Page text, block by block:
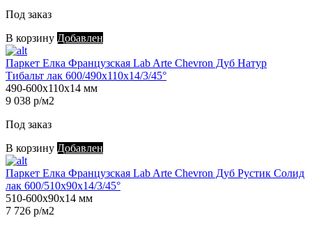
Под заказ
В корзину Добавлен
Паркет Елка Французская Lab Arte Chevron Дуб Натур
Тибальт лак 600/490х110х14/3/45°
490-600х110х14 мм
9 038 р/м2
Под заказ
В корзину Добавлен
Паркет Елка Французская Lab Arte Chevron Дуб Рустик Солид
лак 600/510х90х14/3/45°
510-600х90х14 мм
7 726 р/м2